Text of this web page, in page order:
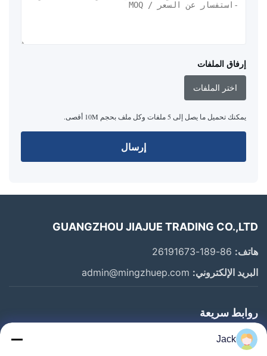
إرفاق الملفات
اختر الملفات
يمكنك تحميل ما يصل إلى 5 ملفات وكل ملف بحجم 10M أقصى.
إرسال
GUANGZHOU JIAJUE TRADING CO.,LTD
هاتف:
البريد الإلكتروني:
روابط سريعة
المنزلJack